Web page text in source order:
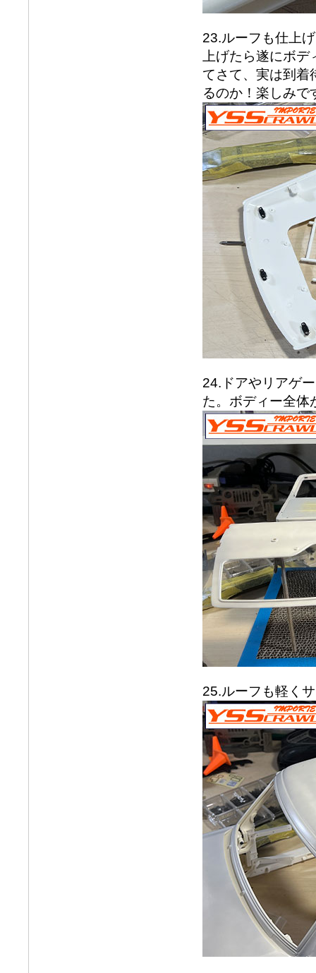
23.ルーフも仕上
上げたら遂にボ
てさて、実は到着
るのか！楽しみで
24.ドアやリアゲ
た。ボディー全体
25.ルーフも軽く